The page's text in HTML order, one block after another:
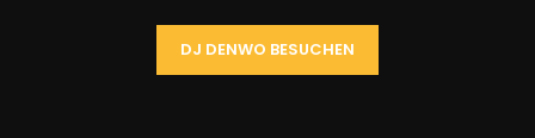
DJ DENWO BESUCHEN